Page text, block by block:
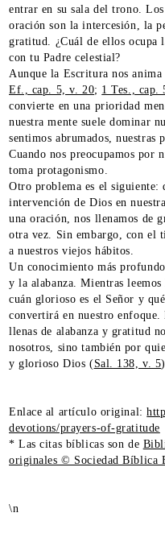
entrar en su sala del trono.
oración son la intercesión, la
gratitud. ¿Cuál de ellos ocupa
con tu Padre celestial?
Aunque la Escritura nos
Ef., cap. 5, v. 20; 1 Tes., cap.
convierte en una prioridad
nuestra mente suele dominar
sentimos abrumados, nuestras
Cuando nos preocupamos por
toma protagonismo.
Otro problema es el siguiente:
intervención de Dios en
una oración, nos llenamos de
otra vez. Sin embargo, con el
a nuestros viejos hábitos.
Un conocimiento más
y la alabanza. Mientras
cuán glorioso es el Señor y
convertirá en nuestro enfoque.
llenas de alabanza y gratitud
nosotros, sino también por
y glorioso Dios (Sal. 138, v. 5).
Enlace al artículo original:
devotions/prayers-of-gratitude
* Las citas bíblicas son de
originales © Sociedad Bíblica
\n